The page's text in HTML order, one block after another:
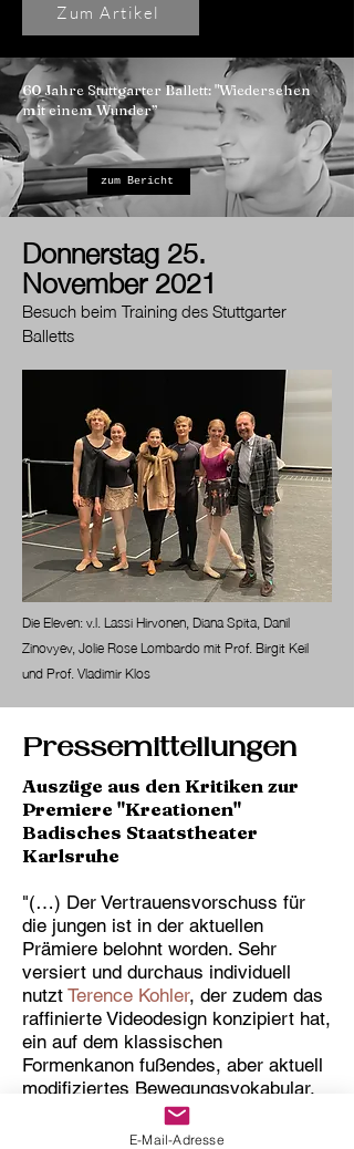
Zum Artikel
60 Jahre Stuttgarter Ballett: "Wiedersehen
mit einem Wunder”
zum Bericht
Donnerstag 25.
November 2021
Besuch beim Training des Stuttgarter
Balletts
Die Eleven:v.l. Lassi Hirvonen, Diana Spita, Danil
Zinovyev, Jolie Rose Lombardo mitProf. Birgit Keil
und Prof. Vladimir Klos
Pressemitteilungen
Auszüge aus den Kritiken zur
Premiere "Kreationen"
Badisches Staatstheater
Karlsruhe
"(…) Der Vertrauensvorschuss für
die jungen ist in der aktuellen
Prämiere belohnt worden. Sehr
versiert und durchaus individuell
nutzt Terence Kohler, der zudem das
raffinierte Videodesign konzipiert hat,
ein auf dem klassischen
Formenkanon fußendes, aber aktuell
modifiziertes Bewegungsvokabular,
um den Namenlosen Mann in seiner
Choreografie in die Fänge einer
E-Mail-Adresse